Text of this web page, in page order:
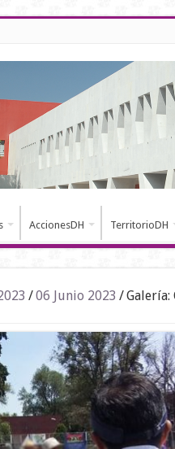
AccionesDH TerritorioDH
/06 Junio 2023 /Galería: